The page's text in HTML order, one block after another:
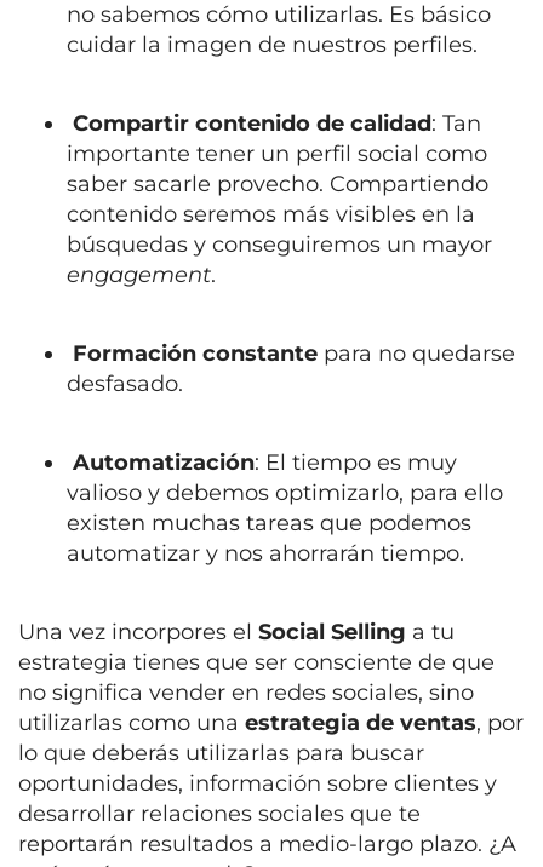
no sabemos cómo utilizarlas. Es básico
cuidar la imagen de nuestros perfiles.
Compartir contenido de calidad: Tan
importante tener un perfil social como
saber sacarle provecho. Compartiendo
contenido seremos más visibles en la
búsquedas y conseguiremos un mayor
engagement.
Formación constante para no quedarse
desfasado.
Automatización: El tiempo es muy
valioso y debemos optimizarlo, para ello
existen muchas tareas que podemos
automatizar y nos ahorrarán tiempo.
Una vez incorpores el Social Selling a tu
estrategia tienes que ser consciente de que
no significa vender en redes sociales, sino
utilizarlas como una estrategia de ventas, por
lo que deberás utilizarlas para buscar
oportunidades, información sobre clientes y
desarrollar relaciones sociales que te
reportarán resultados a medio-largo plazo. ¿A